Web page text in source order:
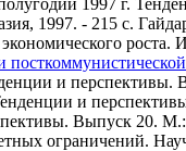
1997 г.
1997. - 215 с.
роста.
и
и
Выпуск 20.
ограничений.